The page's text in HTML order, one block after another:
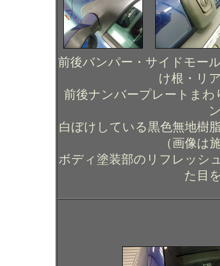
前後バンパー・サイドモー
け根・リ
前後ナンバープレートま
白ぼけしている黒色無地樹
（画像は
ボディ塗装部のリフレッシ
た目